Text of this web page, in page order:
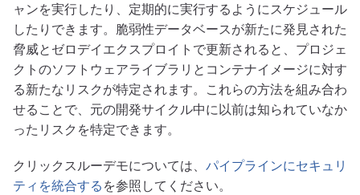
ャンを実行したり、定期的に実行するようにスケジュール
したりできます。脆弱性データベースが新たに発見された
脅威とゼロデイエクスプロイトで更新されると、プロジェ
クトのソフトウェアライブラリとコンテナイメージに対す
る新たなリスクが特定されます。これらの方法を組み合わ
せることで、元の開発サイクル中に以前は知られていなか
ったリスクを特定できます。
クリックスルーデモについては、 パイプラインにセキュリ
ティを統合する を参照してください。